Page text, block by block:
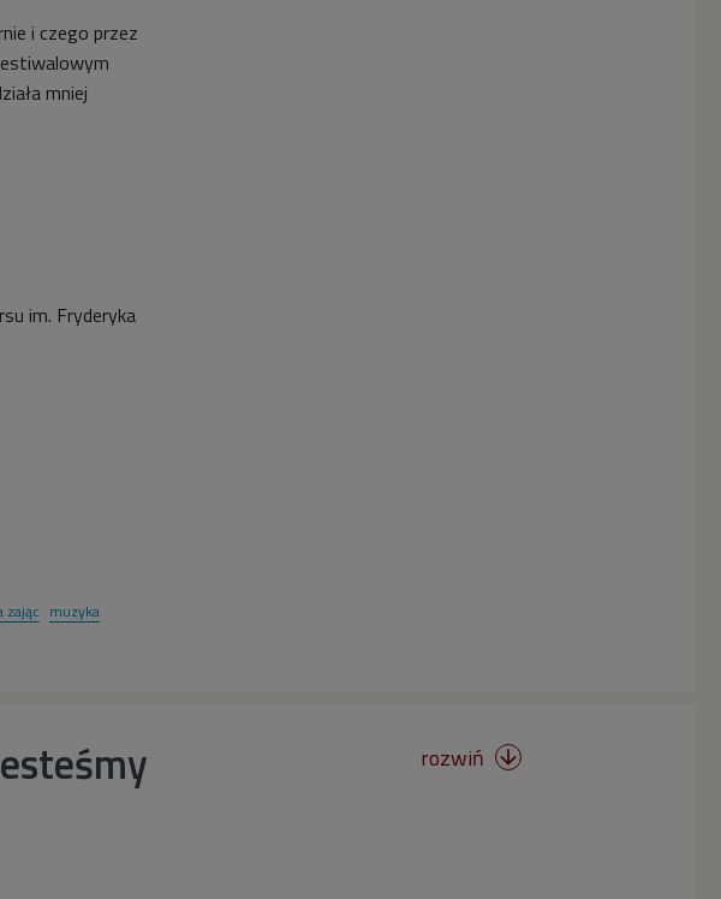
i czego przez
mniej
im. Fryderyka
zając muzyka
rozwiń 